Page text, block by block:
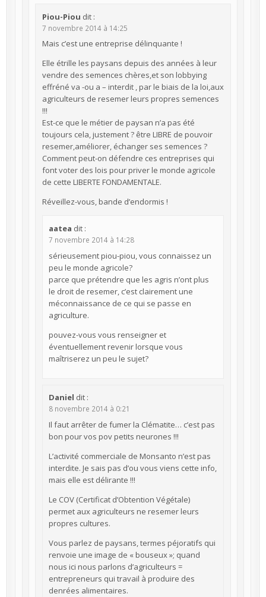
Piou-Piou dit :
7 novembre 2014 à 14:25
Mais c’est une entreprise délinquante !
Elle étrille les paysans depuis des années à leur
vendre des semences chères,et son lobbying
effréné va -ou a – interdit , par le biais de la loi,aux
agriculteurs de resemer leurs propres semences
!!!
Est-ce que le métier de paysan n’a pas été
toujours cela, justement ? être LIBRE de pouvoir
resemer,améliorer, échanger ses semences ?
Comment peut-on défendre ces entreprises qui
font voter des lois pour priver le monde agricole
de cette LIBERTE FONDAMENTALE.
Réveillez-vous, bande d’endormis !
aatea dit :
7 novembre 2014 à 14:28
sérieusement piou-piou, vous connaissez un
peu le monde agricole?
parce que prétendre que les agris n’ont plus
le droit de resemer, c’est clairement une
méconnaissance de ce qui se passe en
agriculture.
pouvez-vous vous renseigner et
éventuellement revenir lorsque vous
maîtriserez un peu le sujet?
Daniel dit :
8 novembre 2014 à 0:21
Il faut arrêter de fumer la Clématite… c’est pas
bon pour vos pov petits neurones !!!
L’activité commerciale de Monsanto n’est pas
interdite. Je sais pas d’ou vous viens cette info,
mais elle est délirante !!!
Le COV (Certificat d’Obtention Végétale)
permet aux agriculteurs ne resemer leurs
propres cultures.
Vous parlez de paysans, termes péjoratifs qui
renvoie une image de « bouseux »; quand
nous ici nous parlons d’agriculteurs =
entrepreneurs qui travail à produire des
denrées alimentaires.